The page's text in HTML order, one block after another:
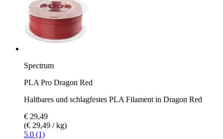
Spectrum
PLA Pro Dragon Red
Haltbares und schlagfestes PLA Filament in Dragon Red
€ 29,49
(€ 29,49 / kg)
5.0 (1)